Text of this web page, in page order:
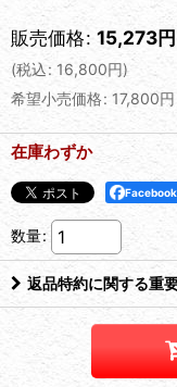
販売価格: 15,273円
(税込: 16,800円)
希望小売価格: 17,800円
在庫わずか
数量:
返品特約に関する重